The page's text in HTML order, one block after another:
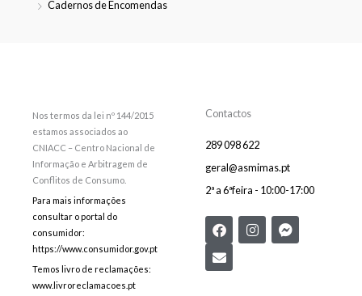
Cadernos de Encomendas
Nos termos da lei nº 144/2015
estamos associados ao
CNIACC – Centro Nacional de
Informação e Arbitragem de
Conflitos de Consumo.
Para mais informações
consultar o portal do
consumidor:
https://www.consumidor.gov.pt
Temos livro de reclamações:
www.livroreclamacoes.pt
Contactos
289 098 622
geral@asmimas.pt
2ª a 6ªfeira - 10:00-17:00
F
a
c
e
I
n
F
a
E
n
v
e